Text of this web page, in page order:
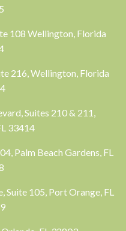
108 Wellington, Florida
216, Wellington, Florida
Suites 210 & 211,
33414
Palm Beach Gardens, FL
Suite 105, Port Orange, FL